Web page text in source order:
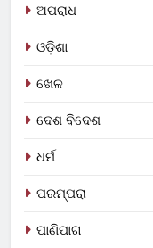
ଅପରାଧ
ଓଡ଼ିଶା
ଖେଳ
ଦେଶ ବିଦେଶ
ଧର୍ମ
ପରମ୍ପରା
ପାଣିପାଗ